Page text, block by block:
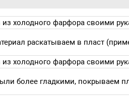
раскатываем в пласт
более гладкими, покрываем